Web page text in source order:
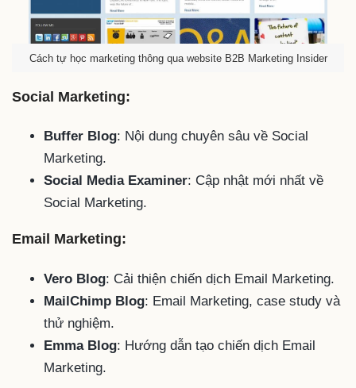
Cách tự học marketing thông qua website B2B Marketing Insider
Social Marketing:
Buffer Blog: Nội dung chuyên sâu về Social
Marketing.
Social Media Examiner: Cập nhật mới nhất về
Social Marketing.
Email Marketing:
Vero Blog: Cải thiện chiến dịch Email Marketing.
MailChimp Blog: Email Marketing, case study và
thử nghiệm.
Emma Blog: Hướng dẫn tạo chiến dịch Email
Marketing.